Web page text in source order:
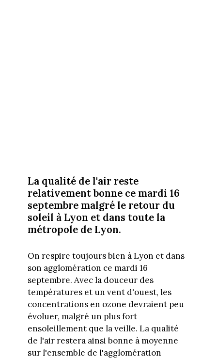
La qualité de l'air reste
relativement bonne ce mardi 16
septembre malgré le retour du
soleil à Lyon et dans toute la
métropole de Lyon.
On respire toujours bien à Lyon et dans
son agglomération ce mardi 16
septembre. Avec la douceur des
températures et un vent d'ouest, les
concentrations en ozone devraient peu
évoluer, malgré un plus fort
ensoleillement que la veille. La qualité
de l'air restera ainsi bonne à moyenne
sur l'ensemble de l'agglomération